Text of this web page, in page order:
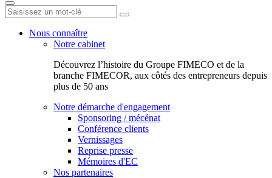
Nous connaître
Notre cabinet
Découvrez l’histoire du Groupe FIMECO et de la
branche FIMECOR, aux côtés des entrepreneurs depuis
plus de 50 ans
Notre démarche d'engagement
Sponsoring / mécénat
Conférence clients
Vernissages
Reprise presse
Mémoires d'EC
Nos partenaires